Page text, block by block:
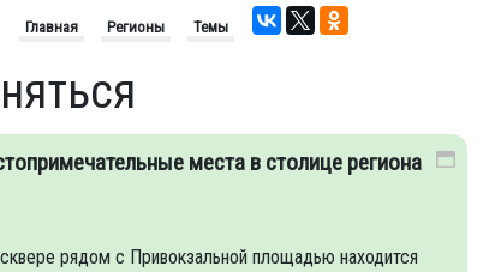
Главная Регионы Темы
места в столице региона
рядом с Привокзальной площадью находится